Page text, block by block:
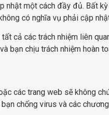
nhật một cách đầy đủ. Bất
có nghĩa vụ phải cập
cả các trách nhiệm liên
bạn chịu trách nhiệm hoàn
các trang web sẽ không
chống virus và các